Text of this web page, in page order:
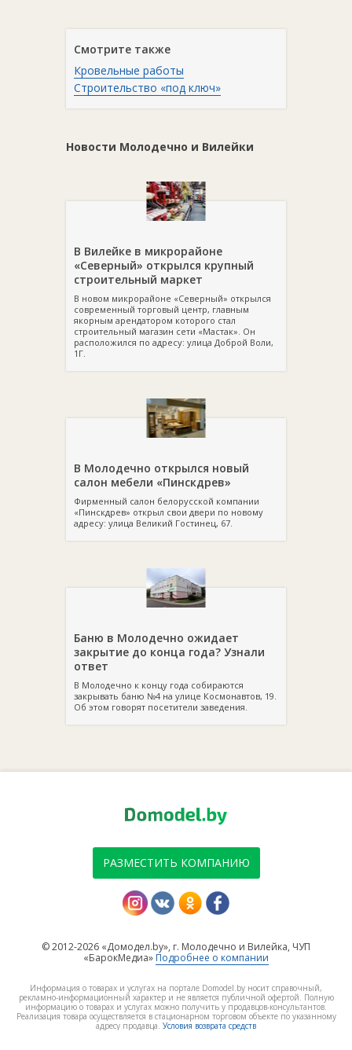
Смотрите также
Кровельные работы
Строительство «под ключ»
Новости Молодечно и Вилейки
В Вилейке в микрорайоне
«Северный» открылся крупный
строительный маркет
В новом микрорайоне «Северный» открылся
современный торговый центр, главным
якорным арендатором которого стал
строительный магазин сети «Мастак». Он
расположился по адресу: улица Доброй Воли,
1Г.
В Молодечно открылся новый
салон мебели «Пинскдрев»
Фирменный салон белорусской компании
«Пинскдрев» открыл свои двери по новому
адресу: улица Великий Гостинец, 67.
Баню в Молодечно ожидает
закрытие до конца года? Узнали
ответ
В Молодечно к концу года собираются
закрывать баню №4 на улице Космонавтов, 19.
Об этом говорят посетители заведения.
РАЗМЕСТИТЬ КОМПАНИЮ
© 2012-2026 «Домодел.by», г. Молодечно и Вилейка, ЧУП
«БарокМедиа» Подробнее о компании
Информация о товарах и услугах на портале Domodel.by носит справочный,
рекламно-информационный характер и не является публичной офертой. Полную
информацию о товарах и услугах можно получить у продавцов-консультантов.
Реализация товара осуществляется в стационарном торговом объекте по указанному
адресу продавца. Условия возврата средств